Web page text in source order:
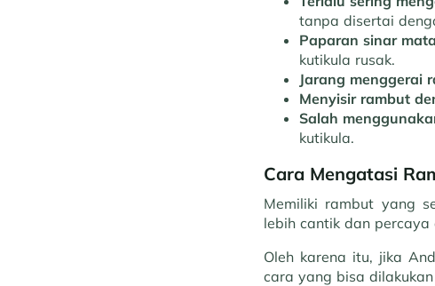
tanpa disertai
Paparan sinar
kutikula rusak.
Jarang menggerai
Menyisir rambut
Salah
kutikula.
Cara Mengatasi
Memiliki rambut yang
lebih cantik dan percaya
Oleh karena itu, jika
cara yang bisa